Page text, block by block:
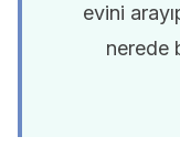
evini
nerede